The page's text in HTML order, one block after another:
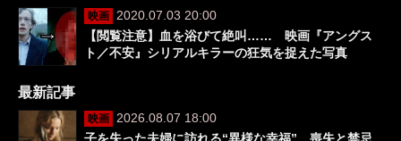
映画
2020.07.03 20:00
【閲覧注意】血を浴びて絶叫…… 映画『アングス
ト／不安』シリアルキラーの狂気を捉えた写真
最新記事
映画
2026.08.07 18:00